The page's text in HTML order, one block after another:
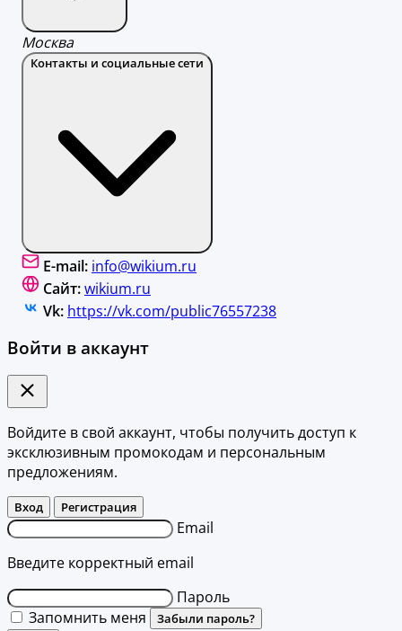
Москва
Контакты и социальные сети
E-mail: info@wikium.ru
Сайт:wikium.ru
Vk: https://vk.com/public76557238
Войти в аккаунт
Войдите в свой аккаунт, чтобы получить доступ к
эксклюзивным промокодам и персональным
предложениям.
Вход Регистрация
Email
Введите корректный email
Пароль
Запомнить меня
Забыли пароль?